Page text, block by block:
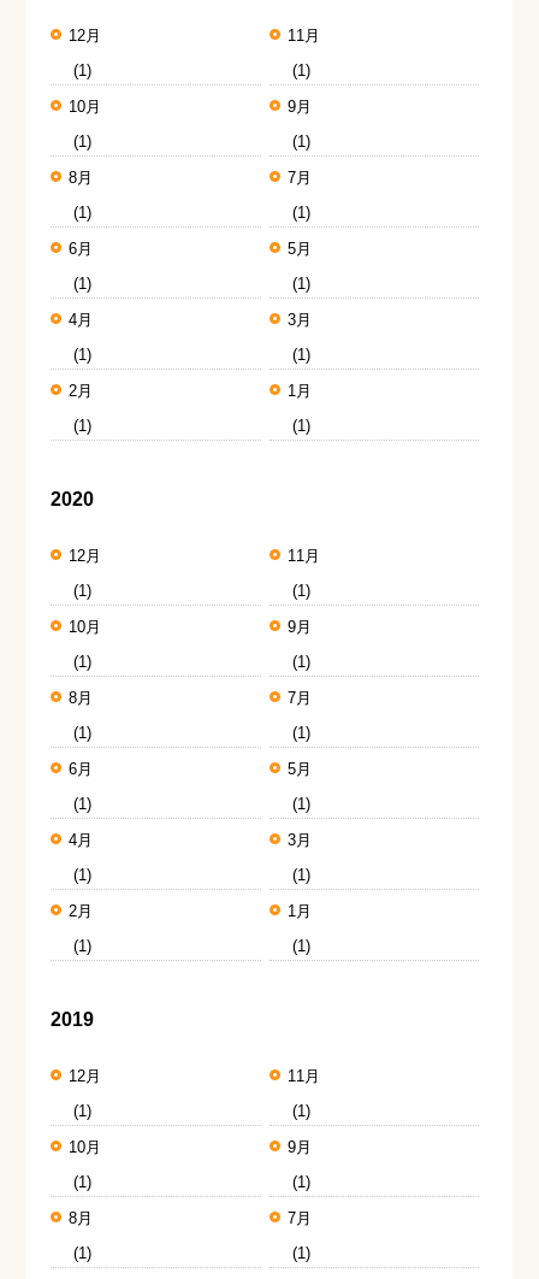
12月
(1)
11月
(1)
10月
(1)
9月
(1)
8月
(1)
7月
(1)
6月
(1)
5月
(1)
4月
(1)
3月
(1)
2月
(1)
1月
(1)
2020
12月
(1)
11月
(1)
10月
(1)
9月
(1)
8月
(1)
7月
(1)
6月
(1)
5月
(1)
4月
(1)
3月
(1)
2月
(1)
1月
(1)
2019
12月
(1)
11月
(1)
10月
(1)
9月
(1)
8月
(1)
7月
(1)